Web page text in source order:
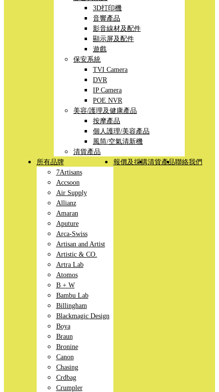
3D打印機
音響產品
影音線材及配件
顯示屏及配件
遊戲
保安系統
TVI Camera
DVR
IP Camera
POE NVR
美容/護理及健康產品
按摩產品
個人護理/美容產品
風筒/空氣清新機
清貨產品
所有品牌
7Artisans
Accsoon
Air Supply
Allianz
Amaran
Aputure
Arca-Swiss
Artisan and Artist
Artistic & CO.
Artra Lab
Atomos
B + W
Bambu Lab
Billingham
Blackmagic Design
Boya
Braun
Bronine
Canon
Chasing
Crdbag
Crumpler
報價及採購清貨產品聯絡我們